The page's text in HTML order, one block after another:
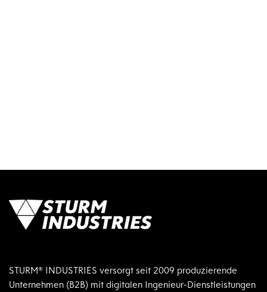
STURM® INDUSTRIES versorgt seit 2009 produzierende
Unternehmen (B2B) mit digitalen Ingenieur-Dienstleistungen